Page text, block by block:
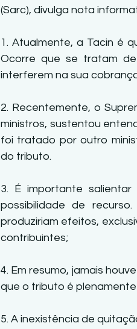
(Sarc), divulga nota
1. Atualmente, a Tacin é
Ocorre que se tratam
interferem na sua
2. Recentemente, o
ministros, sustentou
foi tratado por outro
do tributo.
3. É importante
possibilidade de
produziriam efeitos,
contribuintes;
4. Em resumo, jamais
que o tributo é
5. A inexistência de